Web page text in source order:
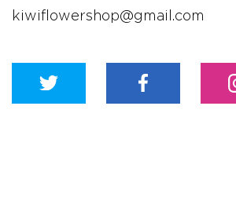
kiwiflowershop@gmail.com